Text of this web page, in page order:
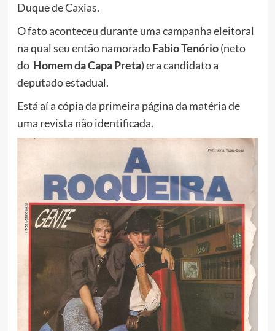
Duque de Caxias.
O fato aconteceu durante uma campanha eleitoral
na qual seu então namoradoFabio Tenório(neto
do Homem da Capa Preta) era candidato a
deputado estadual.
Está aí a cópia da primeira página da matéria de
uma revista não identificada.